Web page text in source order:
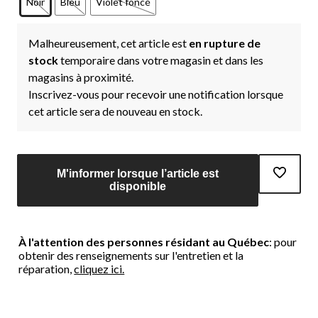
Malheureusement, cet article est en rupture de
stocktemporaire dans votre magasin et dans les
magasins à proximité.
Inscrivez-vous pour recevoir une notification lorsque
cet article sera de nouveau en stock.
M'informer lorsque l’article est
disponible
À l'attention des personnes résidant au Québec: pour
obtenir des renseignements sur l'entretien et la
réparation,cliquez ici.